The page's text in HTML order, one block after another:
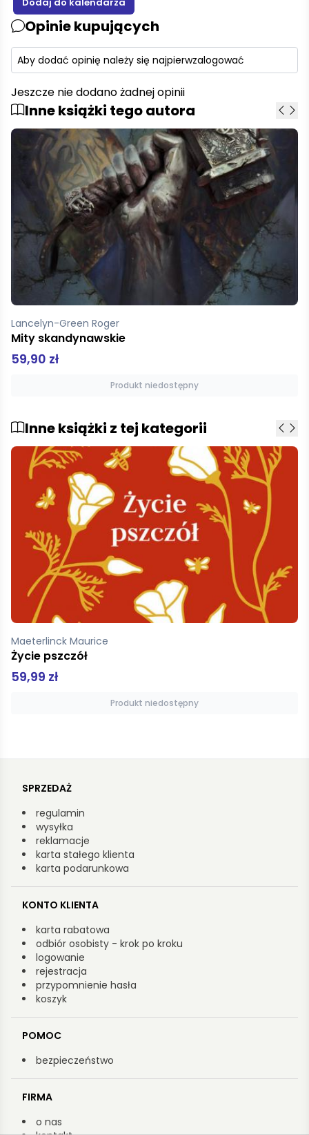
Opinie kupujących
Aby dodać opinię należy się najpierwzalogować
Jeszcze nie dodano żadnej opinii
Inne książki tego autora
Green Roger Lancelyn
Król Artur i Rycerze Okrągłego Stołu
39,90 zł
Produkt niedostępny
Inne książki z tej kategorii
McDonald Bernadette
Kurtyka Sztuka wolności
44,99 zł
Produkt niedostępny
SPRZEDAŻ
regulamin
wysyłka
reklamacje
karta stałego klienta
karta podarunkowa
KONTO KLIENTA
karta rabatowa
odbiór osobisty - krok po kroku
logowanie
rejestracja
przypomnienie hasła
koszyk
POMOC
bezpieczeństwo
FIRMA
o nas